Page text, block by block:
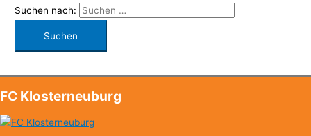
Suchen nach:
FC Klosterneuburg